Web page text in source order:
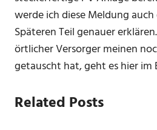
werde ich diese Meldung
Späteren Teil genauer
örtlicher Versorger meinen
getauscht hat, geht es hier im
Related Posts